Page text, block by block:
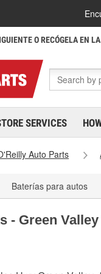
O RECÓGELA EN
SERVICES
Auto Parts
Baterías para autos
- Green Valley